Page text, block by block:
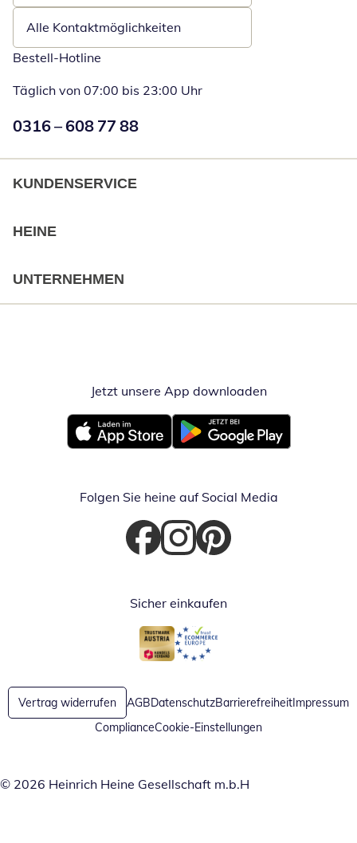
Alle Kontaktmöglichkeiten
Bestell-Hotline
Täglich von 07:00 bis 23:00 Uhr
Numéro de téléphone:
0316 – 608 77 88
KUNDENSERVICE
HEINE
UNTERNEHMEN
Jetzt unsere App downloadenÖffnet in
Öffnet in neuem FensterÖffnet in neuem Fenster
Folgen Sie heine auf Social Media
Öffnet in neuem Fenster
Öffnet in neuem Fenster
Öffnet in neuem Fenster
Sicher einkaufen
Öffnet in neuem Fenster
Öffnet in neuem Fenster
Vertrag widerrufen AGBDatenschutzBarrierefreiheitImpressum
ComplianceCookie-Einstellungen
© 2026 Heinrich Heine Gesellschaft m.b.H